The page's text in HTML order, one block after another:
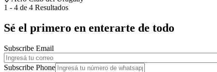
1 - 4 de 4 Resultados
Sé el primero en enterarte de todo
Subscribe Email
Subscribe Phone